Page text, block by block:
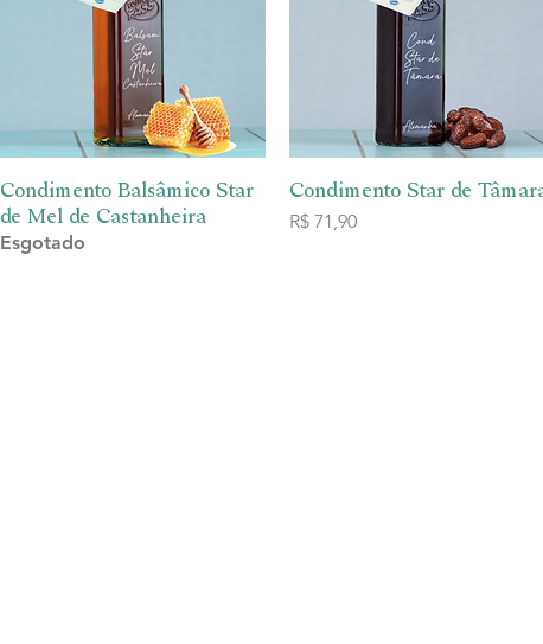
Visualização rápida
Condimento Balsâmico Star
de Mel de Castanheira
Esgotado
Visualização rápida
Condimento Star de
Preço
R$ 71,90